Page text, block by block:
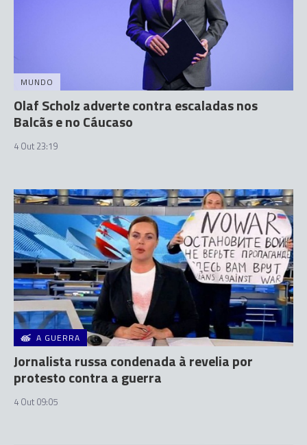
MUNDO
Olaf Scholz adverte contra escaladas nos
Balcãs e no Cáucaso
4 Out 23:19
A GUERRA
Jornalista russa condenada à revelia por
protesto contra a guerra
4 Out 09:05